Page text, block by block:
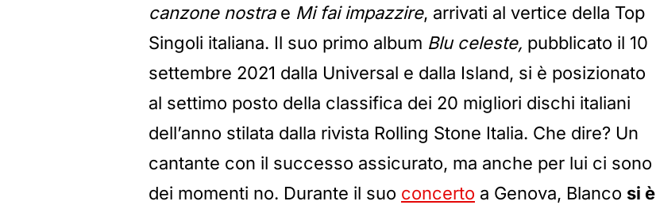
canzone nostrae Mi fai impazzire, arrivati al vertice della Top
Singoli italiana. Il suo primo album Blu celeste, pubblicato il 10
settembre 2021 dalla Universal e dalla Island, si è posizionato
al settimo posto della classifica dei 20 migliori dischi italiani
dell’anno stilata dalla rivista Rolling Stone Italia. Che dire? Un
cantante con il successo assicurato, ma anche per lui ci sono
dei momenti no. Durante il suo concerto a Genova, Blanco si è